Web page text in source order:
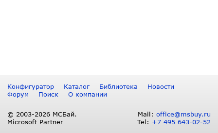
Конфигуратор Каталог Библиотека
Новости
Форум
Поиск О компании
© 2003-2026 МСБай.
Microsoft Partner
Mail: office@msbuy.ru
Tel: +7 495 643-02-52